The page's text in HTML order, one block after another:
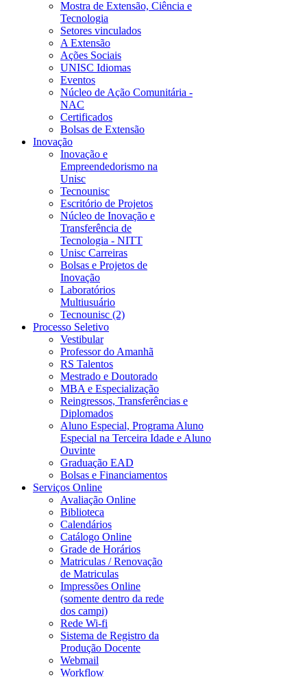
Mostra de Extensão, Ciência e
Tecnologia
Setores vinculados
A Extensão
Ações Sociais
UNISC Idiomas
Eventos
Núcleo de Ação Comunitária -
NAC
Certificados
Bolsas de Extensão
Inovação
Inovação e
Empreendedorismo na
Unisc
Tecnounisc
Escritório de Projetos
Núcleo de Inovação e
Transferência de
Tecnologia - NITT
Unisc Carreiras
Bolsas e Projetos de
Inovação
Laboratórios
Multiusuário
Tecnounisc (2)
Processo Seletivo
Vestibular
Professor do Amanhã
RS Talentos
Mestrado e Doutorado
MBA e Especialização
Reingressos, Transferências e
Diplomados
Aluno Especial, Programa Aluno
Especial na Terceira Idade e Aluno
Ouvinte
Graduação EAD
Bolsas e Financiamentos
Serviços Online
Avaliação Online
Biblioteca
Calendários
Catálogo Online
Grade de Horários
Matriculas / Renovação
de Matriculas
Impressões Online
(somente dentro da rede
dos campi)
Rede Wi-fi
Sistema de Registro da
Produção Docente
Webmail
Workflow